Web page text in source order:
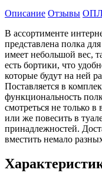
Описание Отзывы
В ассортименте
представлена полка
имеет небольшой вес,
есть бортики, что
которые будут на ней
Поставляется в
функциональность
смотреться не только
или же повесить в
принадлежностей.
вместить немало